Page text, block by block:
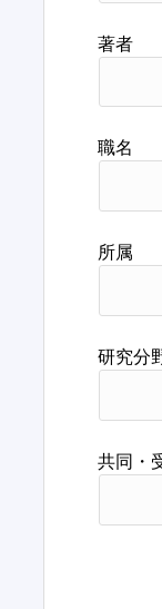
著者
職名
所属
研究分
共同・